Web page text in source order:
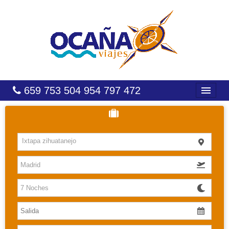
659 753 504 954 797 472
HOTELES
COSTAS
CARIBE
CANARIAS
BALEARES
Ixtapa zihuatanejo